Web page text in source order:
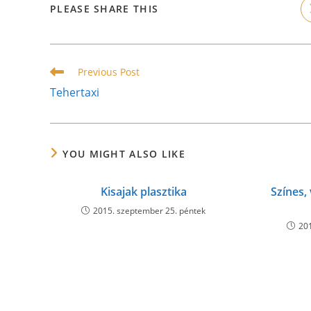
PLEASE SHARE THIS
Read
more
articles
Previous Post
Tehertaxi
YOU MIGHT ALSO LIKE
Kisajak plasztika
2015. szeptember 25. péntek